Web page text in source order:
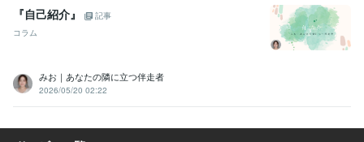
『自己紹介』
記事
コラム
みお｜あなたの隣に立つ伴走者
2026/05/20 02:22